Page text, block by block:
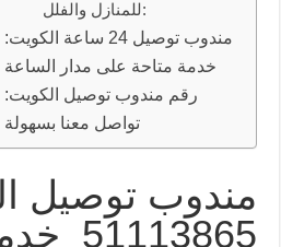
للمنازل والفلل:
مندوب توصيل 24 ساعة الكويت:
خدمة متاحة على مدار الساعة
رقم مندوب توصيل الكويت:
تواصل معنا بسهولة
مندوب توصيل